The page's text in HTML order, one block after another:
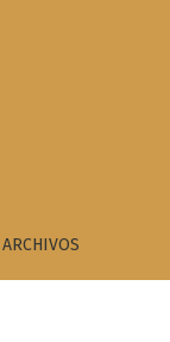
ARCHIVOS